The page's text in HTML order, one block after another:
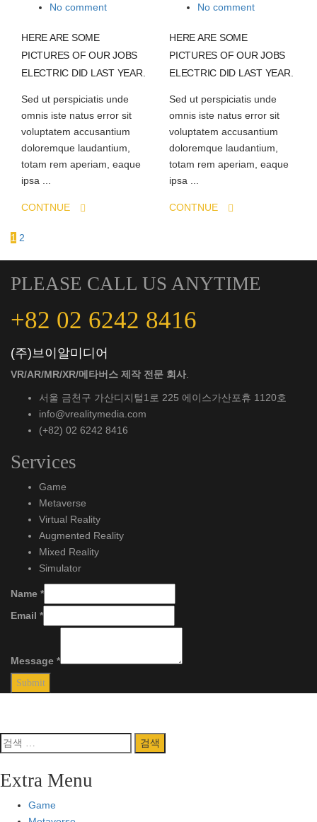
No comment
HERE ARE SOME
PICTURES OF OUR JOBS
ELECTRIC DID LAST YEAR.
Sed ut perspiciatis unde
omnis iste natus error sit
voluptatem accusantium
doloremque laudantium,
totam rem aperiam, eaque
ipsa ...
CONTNUE
No comment
HERE ARE SOME
PICTURES OF OUR JOBS
ELECTRIC DID LAST YEAR.
Sed ut perspiciatis unde
omnis iste natus error sit
voluptatem accusantium
doloremque laudantium,
totam rem aperiam, eaque
ipsa ...
CONTNUE
1 2
PLEASE CALL US ANYTIME
+82 02 6242 8416
(주)브이알미디어
VR/AR/MR/XR/메타버스 제작 전문 회사
서울 금천구 가산디지털1로 225 에이스가산포휴 1120호
info@vrealitymedia.com
(+82) 02 6242 8416
Services
Game
Metaverse
Virtual Reality
Augmented Reality
Mixed Reality
Simulator
Name *
Email *
Message *
Submit
검
색:
Extra Menu
Game